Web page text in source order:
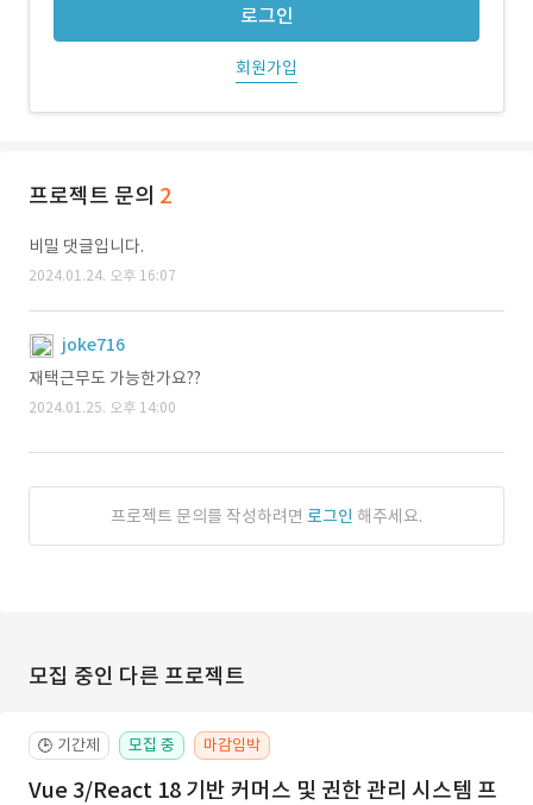
로그인
회원가입
프로젝트 문의 2
비밀 댓글입니다.
2024.01.24. 오후 16:07
joke716
재택근무도 가능한가요??
2024.01.25. 오후 14:00
프로젝트 문의를 작성하려면 로그인 해주세요.
모집 중인 다른 프로젝트
🕒 기간제 모집 중 마감임박
Vue 3/React 18 기반 커머스 및 권한 관리 시스템 프